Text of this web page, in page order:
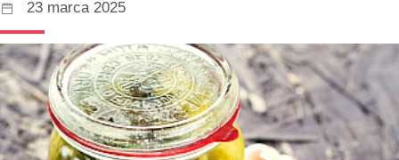
23 marca 2025